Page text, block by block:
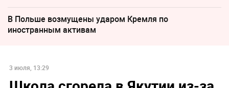
В Польше возмущены ударом Кремля по
иностранным активам
3 июля, 13:29